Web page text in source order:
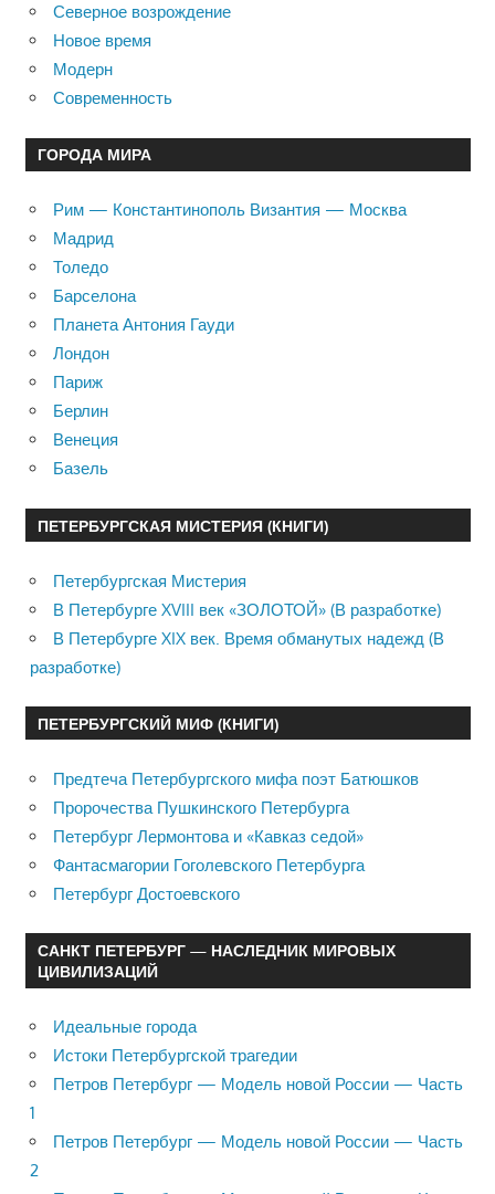
Северное возрождение
Новое время
Модерн
Современность
ГОРОДА МИРА
Рим — Константинополь Византия — Москва
Мадрид
Толедо
Барселона
Планета Антония Гауди
Лондон
Париж
Берлин
Венеция
Базель
ПЕТЕРБУРГСКАЯ МИСТЕРИЯ (КНИГИ)
Петербургская Мистерия
В Петербурге XVIII век «ЗОЛОТОЙ» (В разработке)
В Петербурге XIX век. Время обманутых надежд (В
разработке)
ПЕТЕРБУРГСКИЙ МИФ (КНИГИ)
Предтеча Петербургского мифа поэт Батюшков
Пророчества Пушкинского Петербурга
Петербург Лермонтова и «Кавказ седой»
Фантасмагории Гоголевского Петербурга
Петербург Достоевского
САНКТ ПЕТЕРБУРГ — НАСЛЕДНИК МИРОВЫХ
ЦИВИЛИЗАЦИЙ
Идеальные города
Истоки Петербургской трагедии
Петров Петербург — Модель новой России — Часть
1
Петров Петербург — Модель новой России — Часть
2